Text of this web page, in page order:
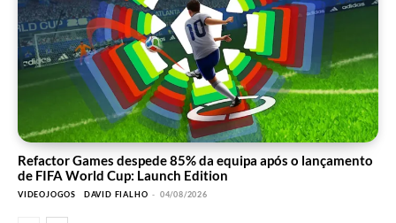
Refactor Games despede 85% da equipa após o lançamento
de FIFA World Cup: Launch Edition
VIDEOJOGOS DAVID FIALHO - 04/08/2026